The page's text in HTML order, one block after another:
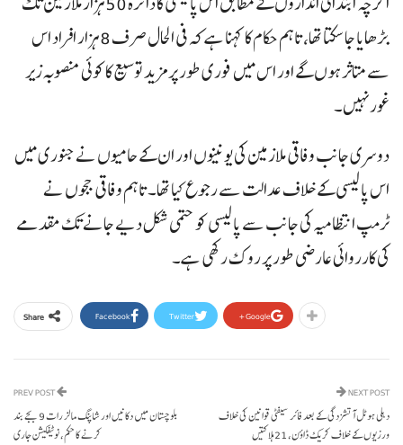
بڑھایا جا سکتا تھا، تاہم حکام کا کہنا ہے کہ فی الحال صرف 8 ہزار افراد اس
سے متاثر ہوں گے اور اس میں فوری طور پر مزید توسیع کا کوئی منصوبہ زیر
غور نہیں۔
دوسری جانب وفاقی ملازمین کی یونینوں اور ان کے حامیوں نے جنوری میں
اس پالیسی کے خلاف عدالت سے رجوع کیا تھا۔ تاہم وفاقی ججوں نے
ٹرمپ انتظامیہ کی جانب سے پالیسی کو حتمی شکل دیے جانے تک مقدمے
کی کارروائی عارضی طور پر روک رکھی ہے۔
Share Facebook Twitter Google+
بلوچستان میں دکانیں اور شاپنگ مالز رات 9 بجے بند
کرنے کا حکم، نوٹیفکیشن جاری
NEXT POST
دہلی ہوٹل آتشزدگی کے بعد فائر سیفٹی قوانین کی خلاف
ورزیوں کے خلاف کریک ڈاؤن، 21 ہلاکتیں